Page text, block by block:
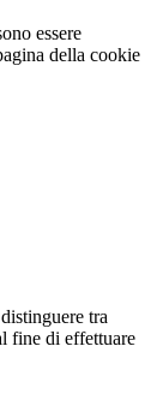
essere
della cookie
tra
fine di effettuare